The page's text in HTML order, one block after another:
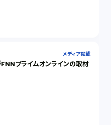
メディア掲載
プライムオンラインの取材